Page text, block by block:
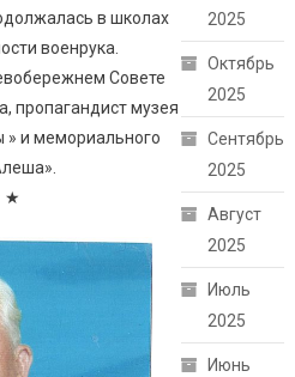
в школах
военрука.
Совете
пропагандист музея
» и мемориального
★
2025
Октябрь
2025
Сентябрь
2025
Август
2025
Июль
2025
Июнь